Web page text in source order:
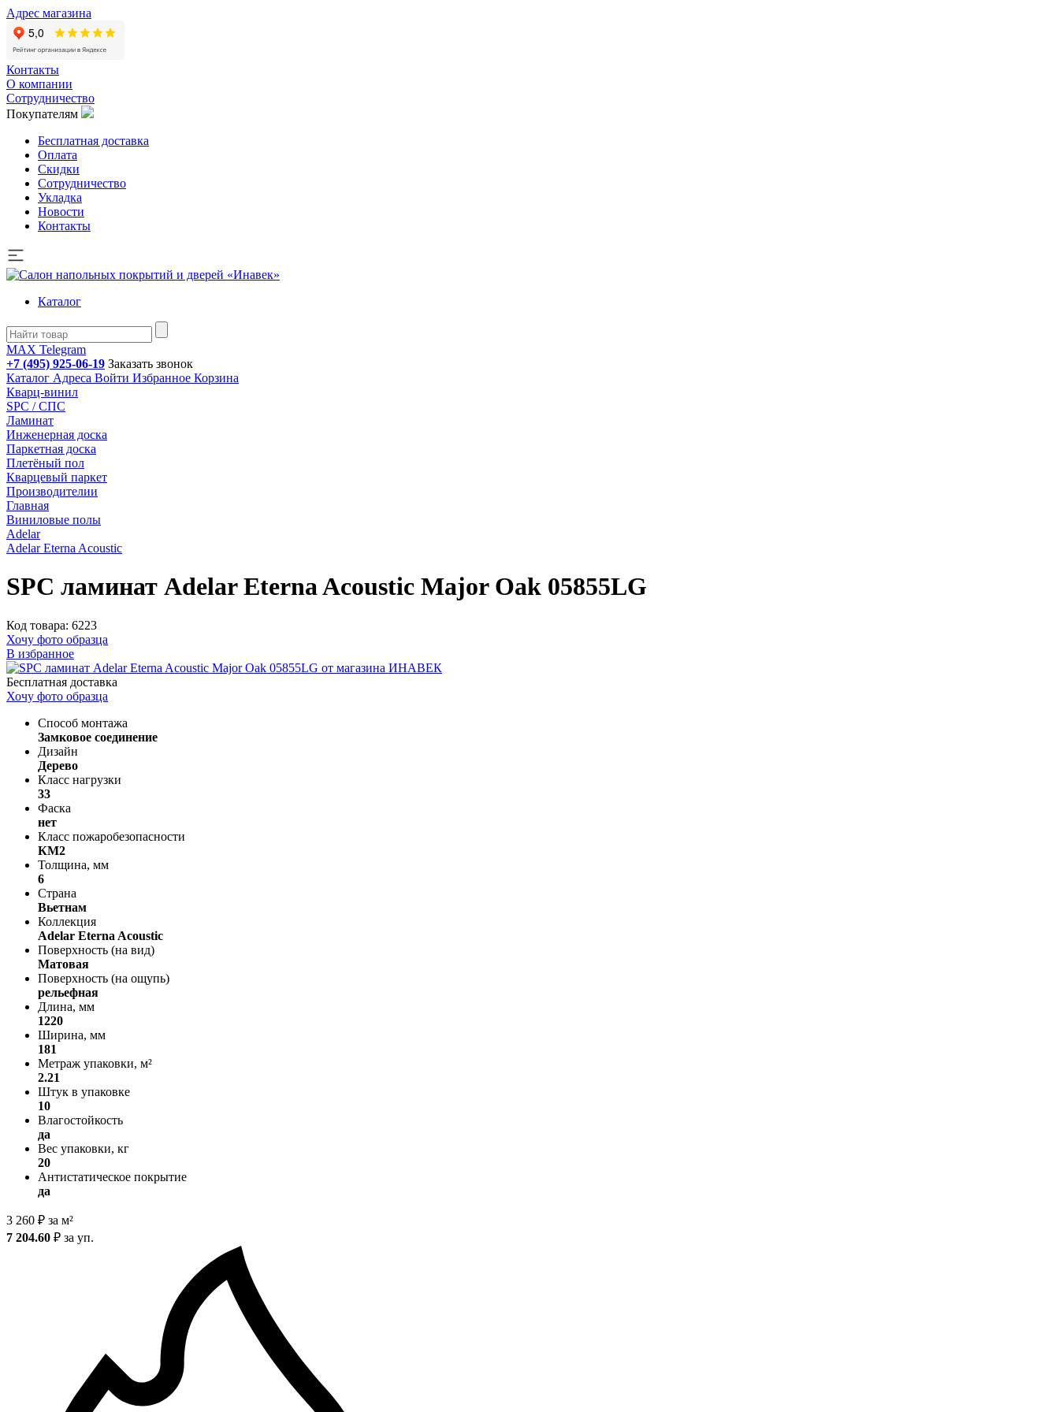
Адрес магазина
Контакты
О компании
Сотрудничество
Покупателям
Бесплатная доставка
Оплата
Скидки
Сотрудничество
Укладка
Новости
Контакты
Каталог
MAX Telegram
+7 (495) 925-06-19 Заказать звонок
Каталог Адреса Войти Избранное Корзина
Кварц-винил
SPC / СПС
Ламинат
Инженерная доска
Паркетная доска
Плетёный пол
Кварцевый паркет
Производителии
Главная
Виниловые полы
Adelar
Adelar Eterna Acoustic
SPC ламинат Adelar Eterna Acoustic Major Oak 05855LG
Код товара: 6223
Хочу фото образца
В избранное
Бесплатная доставка
Хочу фото образца
Способ монтажа
Замковое соединение
Дизайн
Дерево
Класс нагрузки
33
Фаска
нет
Класс пожаробезопасности
КМ2
Толщина, мм
6
Страна
Вьетнам
Коллекция
Adelar Eterna Acoustic
Поверхность (на вид)
Матовая
Поверхность (на ощупь)
рельефная
Длина, мм
1220
Ширина, мм
181
Метраж упаковки, м²
2.21
Штук в упаковке
10
Влагостойкость
да
Вес упаковки, кг
20
Антистатическое покрытие
да
3 260 ₽ за м²
7 204.60 ₽ за уп.